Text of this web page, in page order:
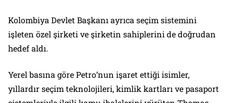
Kolombiya Devlet Başkanı ayrıca seçim sistemini
işleten özel şirketi ve şirketin sahiplerini de doğrudan
hedef aldı.
Yerel basına göre Petro’nun işaret ettiği isimler,
yıllardır seçim teknolojileri, kimlik kartları ve pasaport